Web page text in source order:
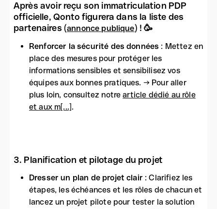
Après avoir reçu son immatriculation PDP
officielle, Qonto figurera dans la liste des
partenaires (annonce publique) ! 🥳
Renforcer la sécurité des données : Mettez en
place des mesures pour protéger les
informations sensibles et sensibilisez vos
équipes aux bonnes pratiques. → Pour aller
plus loin, consultez notrearticle dédié au rôle
et aux m[...].
3. Planification et pilotage du projet
Dresser un plan de projet clair : Clarifiez les
étapes, les échéances et les rôles de chacun et
lancez un projet pilote pour tester la solution